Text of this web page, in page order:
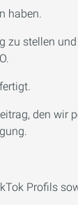
haben.
stellen
den wir
Profils